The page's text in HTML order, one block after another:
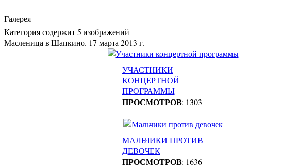
Галерея
Категория содержит 5 изображений
Масленица в Шапкино. 17 марта 2013 г.
УЧАСТНИКИ
КОНЦЕРТНОЙ
ПРОГРАММЫ
ПРОСМОТРОВ: 1303
МАЛЬЧИКИ ПРОТИВ
ДЕВОЧЕК
ПРОСМОТРОВ: 1636